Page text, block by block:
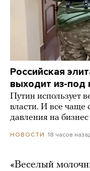
Российская
выходит из-под
Путин использует
власти. И все чаще
давления на
НОВОСТИ 18 часов
«Веселый